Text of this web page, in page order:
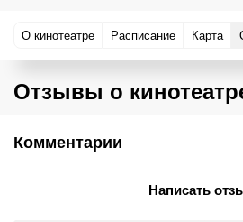
О кинотеатре Расписание Карта
Отзывы о
Комментарии
Написать